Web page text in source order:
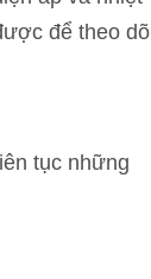
để theo
tục những